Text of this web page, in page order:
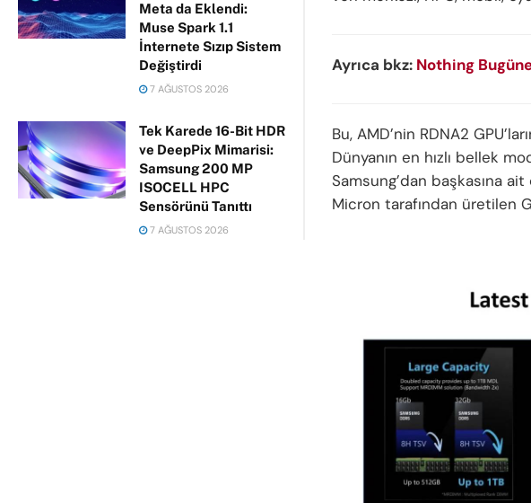
Meta da Eklendi:
Muse Spark 1.1
İnternete Sızıp Sistem
Değiştirdi
7 AĞUSTOS 2026
Tek Karede 16-Bit HDR
ve DeepPix Mimarisi:
Samsung 200 MP
ISOCELL HPC
Sensörünü Tanıttı
7 AĞUSTOS 2026
Ayrıca bkz: Nothing
Bu, AMD’nin RDNA2
Dünyanın en hızlı bellek
Samsung’dan başkasına
Micron tarafından üretilen